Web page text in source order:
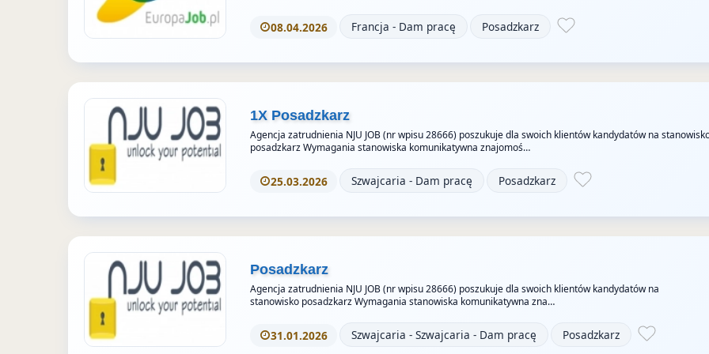
08.04.2026 Francja - Dam pracę Posadzkarz
1X Posadzkarz
Agencja zatrudnienia NJU JOB (nr wpisu 28666) poszukuje dla swoich klientów kandydatów na
posadzkarz Wymagania stanowiska komunikatywna znajomoś…
25.03.2026 Szwajcaria - Dam pracę Posadzkarz
Posadzkarz
Agencja zatrudnienia NJU JOB (nr wpisu 28666) poszukuje dla swoich klientów kandydatów na
stanowisko posadzkarz Wymagania stanowiska komunikatywna zna…
31.01.2026 Szwajcaria - Szwajcaria - Dam pracę Posadzkarz